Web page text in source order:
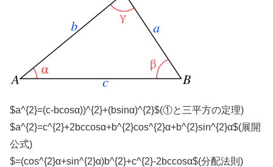
$a^{2}=(c-bcosα))^{2}+(bsinα)^{2}$(①と三平方の定理)
$a^{2}=c^{2}+2bccosα+b^{2}cos^{2}α+b^{2}sin^{2}α$(展開
公式)
$=(cos^{2}α+sin^{2}α)b^{2}+c^{2}-2bccosα$(分配法則)